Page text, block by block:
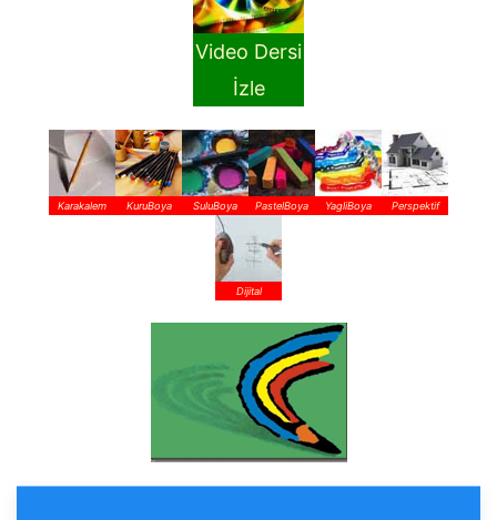
Video Dersi
İzle
Karakalem KuruBoya SuluBoya PastelBoya YagliBoya Perspektif
Dijital